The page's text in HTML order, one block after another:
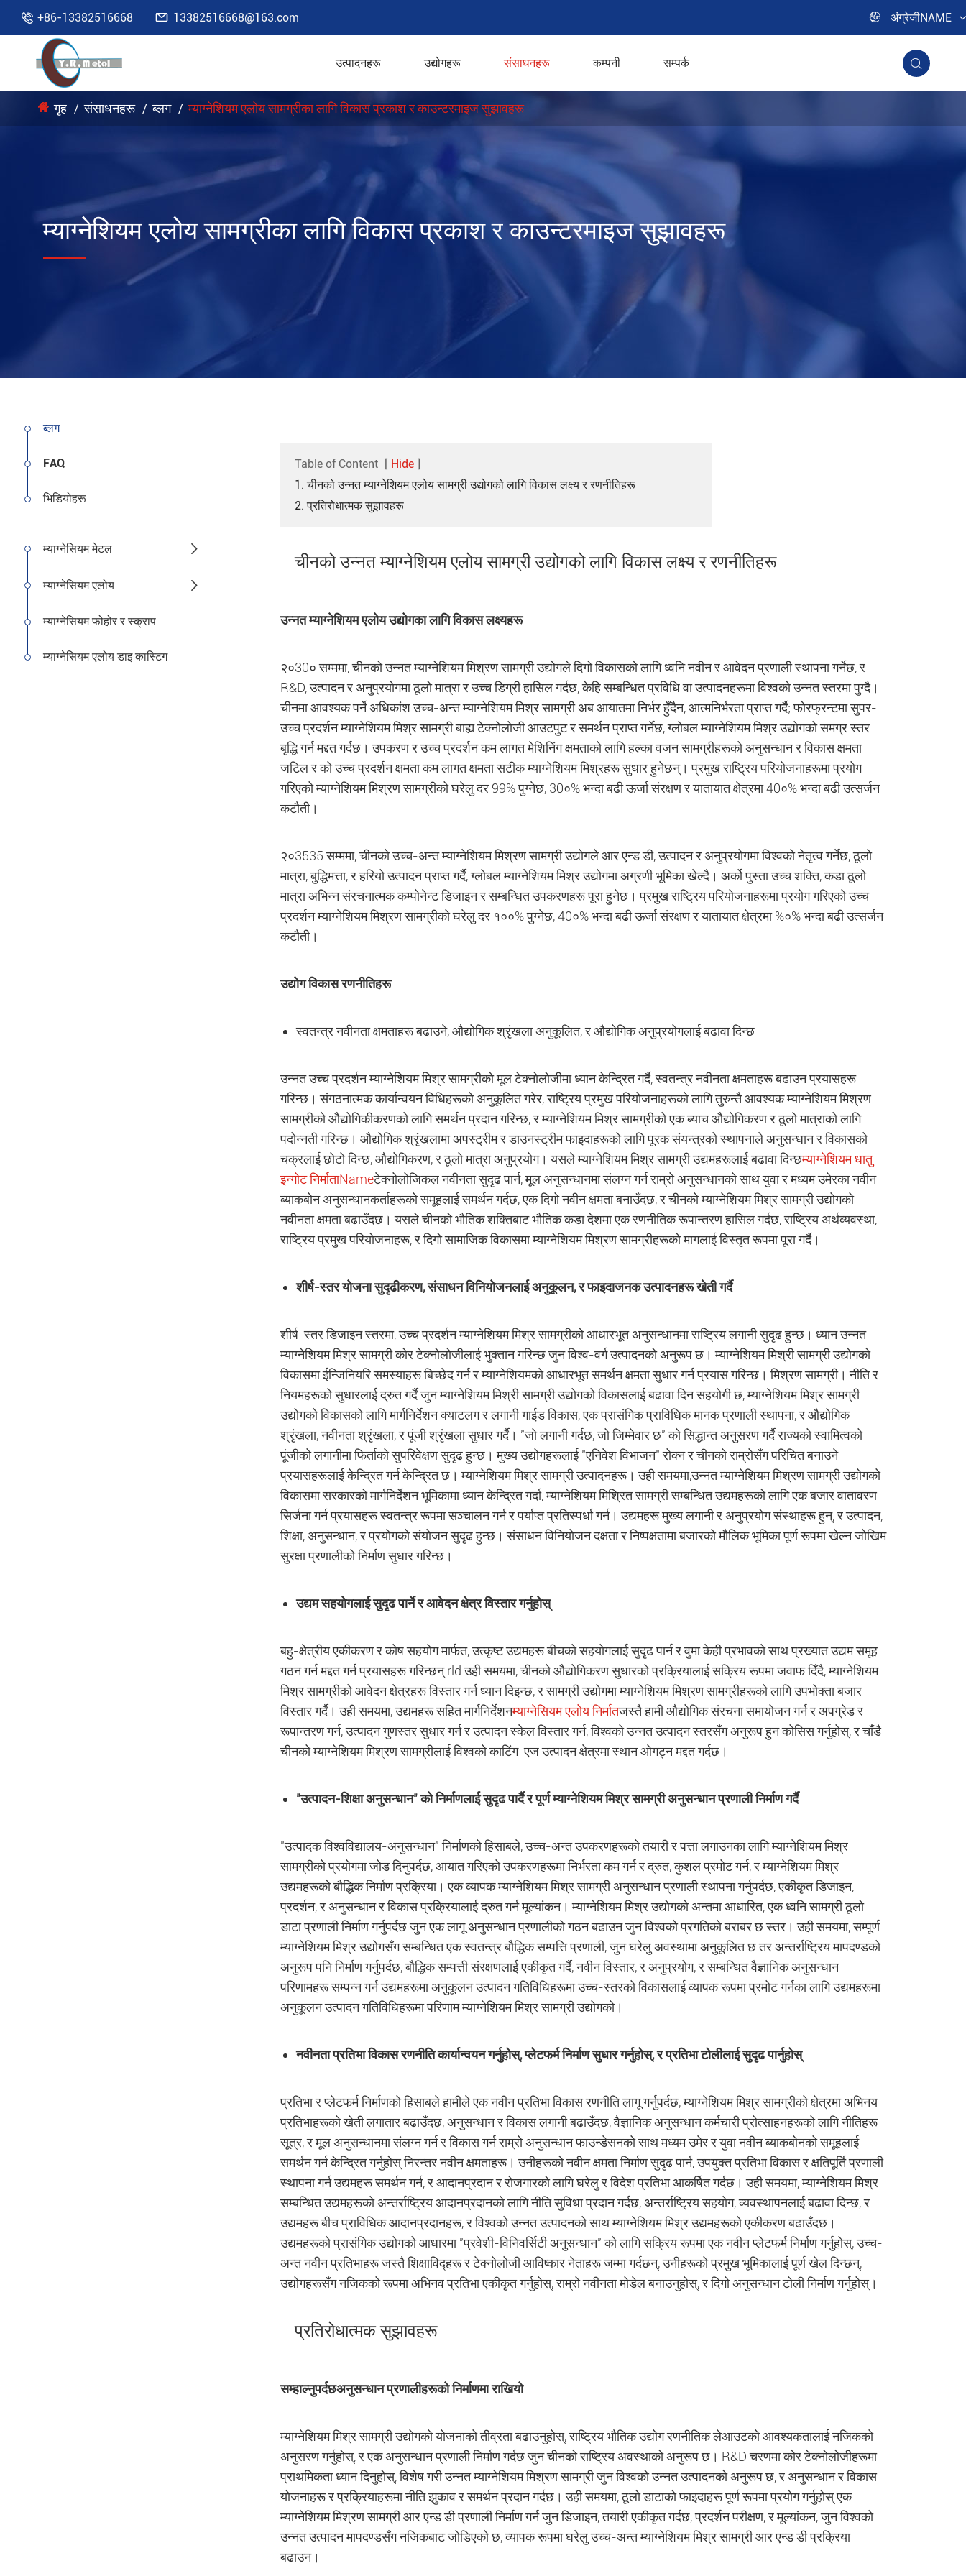
 +86-13382516668  13382516668@163.com  अंग्रेजीNAME
उत्पादनहरू उद्योगहरू संसाधनहरू कम्पनी सम्पर्क 
गृह संसाधनहरू ब्लग म्याग्नेशियम एलोय सामग्रीका लागि विकास प्रकाश र काउन्टरमाइज सुझावहरू
म्याग्नेशियम एलोय सामग्रीका लागि विकास प्रकाश र काउन्टरमाइज सुझावहरू
ब्लग
FAQ
भिडियोहरू
म्याग्नेसियम मेटल 
म्याग्नेसियम एलोय 
म्याग्नेसियम फोहोर र स्क्राप
म्याग्नेसियम एलोय डाइ कास्टिग
Table of Content [ Hide ]
1. चीनको उन्नत म्याग्नेशियम एलोय सामग्री उद्योगको लागि विकास लक्ष्य र रणनीतिहरू
2. प्रतिरोधात्मक सुझावहरू
चीनको उन्नत म्याग्नेशियम एलोय सामग्री उद्योगको लागि विकास लक्ष्य र रणनीतिहरू
उन्नत म्याग्नेशियम एलोय उद्योगका लागि विकास लक्ष्यहरू
२०30० सम्ममा, चीनको उन्नत म्याग्नेशियम मिश्रण सामग्री उद्योगले दिगो विकासको लागि ध्वनि नवीन र आवेदन प्रणाली स्थापना गर्नेछ, र
R&D, उत्पादन र अनुप्रयोगमा ठूलो मात्रा र उच्च डिग्री हासिल गर्दछ, केहि सम्बन्धित प्रविधि वा उत्पादनहरूमा विश्वको उन्नत स्तरमा पुग्दै।
चीनमा आवश्यक पर्ने अधिकांश उच्च-अन्त म्याग्नेशियम मिश्र सामग्री अब आयातमा निर्भर हुँदैन, आत्मनिर्भरता प्राप्त गर्दै; फोरफ्रन्टमा सुपर-
उच्च प्रदर्शन म्याग्नेशियम मिश्र सामग्री बाह्य टेक्नोलोजी आउटपुट र समर्थन प्राप्त गर्नेछ, ग्लोबल म्याग्नेशियम मिश्र उद्योगको समग्र स्तर
बृद्धि गर्न मद्दत गर्दछ। उपकरण र उच्च प्रदर्शन कम लागत मेशिनिंग क्षमताको लागि हल्का वजन सामग्रीहरूको अनुसन्धान र विकास क्षमता
जटिल र को उच्च प्रदर्शन क्षमता कम लागत क्षमता सटीक म्याग्नेशियम मिश्रहरू सुधार हुनेछन्। प्रमुख राष्ट्रिय परियोजनाहरूमा प्रयोग
गरिएको म्याग्नेशियम मिश्रण सामग्रीको घरेलु दर 99% पुग्नेछ, 30०% भन्दा बढी ऊर्जा संरक्षण र यातायात क्षेत्रमा 40०% भन्दा बढी उत्सर्जन
कटौती।
२०3535 सम्ममा, चीनको उच्च-अन्त म्याग्नेशियम मिश्रण सामग्री उद्योगले आर एन्ड डी, उत्पादन र अनुप्रयोगमा विश्वको नेतृत्व गर्नेछ, ठूलो
मात्रा, बुद्धिमत्ता, र हरियो उत्पादन प्राप्त गर्दै, ग्लोबल म्याग्नेशियम मिश्र उद्योगमा अग्रणी भूमिका खेल्दै। अर्को पुस्ता उच्च शक्ति, कडा ठूलो
मात्रा अभिन्न संरचनात्मक कम्पोनेन्ट डिजाइन र सम्बन्धित उपकरणहरू पूरा हुनेछ। प्रमुख राष्ट्रिय परियोजनाहरूमा प्रयोग गरिएको उच्च
प्रदर्शन म्याग्नेशियम मिश्रण सामग्रीको घरेलु दर १००% पुग्नेछ, 40०% भन्दा बढी ऊर्जा संरक्षण र यातायात क्षेत्रमा %०% भन्दा बढी उत्सर्जन
कटौती।
उद्योग विकास रणनीतिहरू
स्वतन्त्र नवीनता क्षमताहरू बढाउने, औद्योगिक श्रृंखला अनुकूलित, र औद्योगिक अनुप्रयोगलाई बढावा दिन्छ
उन्नत उच्च प्रदर्शन म्याग्नेशियम मिश्र सामग्रीको मूल टेक्नोलोजीमा ध्यान केन्द्रित गर्दै, स्वतन्त्र नवीनता क्षमताहरू बढाउन प्रयासहरू
गरिन्छ। संगठनात्मक कार्यान्वयन विधिहरूको अनुकूलित गरेर, राष्ट्रिय प्रमुख परियोजनाहरूको लागि तुरुन्तै आवश्यक म्याग्नेशियम मिश्रण
सामग्रीको औद्योगिकीकरणको लागि समर्थन प्रदान गरिन्छ, र म्याग्नेशियम मिश्र सामग्रीको एक ब्याच औद्योगिकरण र ठूलो मात्राको लागि
पदोन्नती गरिन्छ। औद्योगिक श्रृंखलामा अपस्ट्रीम र डाउनस्ट्रीम फाइदाहरूको लागि पूरक संयन्त्रको स्थापनाले अनुसन्धान र विकासको
चक्रलाई छोटो दिन्छ, औद्योगिकरण, र ठूलो मात्रा अनुप्रयोग। यसले म्याग्नेशियम मिश्र सामग्री उद्यमहरूलाई बढावा दिन्छम्याग्नेशियम धातु
इन्गोट निर्माताNameटेक्नोलोजिकल नवीनता सुदृढ पार्न, मूल अनुसन्धानमा संलग्न गर्न राम्रो अनुसन्धानको साथ युवा र मध्यम उमेरका नवीन
ब्याकबोन अनुसन्धानकर्ताहरूको समूहलाई समर्थन गर्दछ, एक दिगो नवीन क्षमता बनाउँदछ, र चीनको म्याग्नेशियम मिश्र सामग्री उद्योगको
नवीनता क्षमता बढाउँदछ। यसले चीनको भौतिक शक्तिबाट भौतिक कडा देशमा एक रणनीतिक रूपान्तरण हासिल गर्दछ, राष्ट्रिय अर्थव्यवस्था,
राष्ट्रिय प्रमुख परियोजनाहरू, र दिगो सामाजिक विकासमा म्याग्नेशियम मिश्रण सामग्रीहरूको मागलाई विस्तृत रूपमा पूरा गर्दै।
शीर्ष-स्तर योजना सुदृढीकरण, संसाधन विनियोजनलाई अनुकूलन, र फाइदाजनक उत्पादनहरू खेती गर्दै
शीर्ष-स्तर डिजाइन स्तरमा, उच्च प्रदर्शन म्याग्नेशियम मिश्र सामग्रीको आधारभूत अनुसन्धानमा राष्ट्रिय लगानी सुदृढ हुन्छ। ध्यान उन्नत
म्याग्नेशियम मिश्र सामग्री कोर टेक्नोलोजीलाई भुक्तान गरिन्छ जुन विश्व-वर्ग उत्पादनको अनुरूप छ। म्याग्नेशियम मिश्री सामग्री उद्योगको
विकासमा ईन्जिनियरि समस्याहरू बिच्छेद गर्न र म्याग्नेशियमको आधारभूत समर्थन क्षमता सुधार गर्न प्रयास गरिन्छ। मिश्रण सामग्री। नीति र
नियमहरूको सुधारलाई द्रुत गर्दै जुन म्याग्नेशियम मिश्री सामग्री उद्योगको विकासलाई बढावा दिन सहयोगी छ, म्याग्नेशियम मिश्र सामग्री
उद्योगको विकासको लागि मार्गनिर्देशन क्याटलग र लगानी गाईड विकास, एक प्रासंगिक प्राविधिक मानक प्रणाली स्थापना, र औद्योगिक
श्रृंखला, नवीनता श्रृंखला, र पूंजी श्रृंखला सुधार गर्दै। "जो लगानी गर्दछ, जो जिम्मेवार छ" को सिद्धान्त अनुसरण गर्दै राज्यको स्वामित्वको
पूंजीको लगानीमा फिर्ताको सुपरिवेक्षण सुदृढ हुन्छ। मुख्य उद्योगहरूलाई "एनिवेश विभाजन" रोक्न र चीनको राम्रोसँग परिचित बनाउने
प्रयासहरूलाई केन्द्रित गर्न केन्द्रित छ। म्याग्नेशियम मिश्र सामग्री उत्पादनहरू। उही समयमा,उन्नत म्याग्नेशियम मिश्रण सामग्री उद्योगको
विकासमा सरकारको मार्गनिर्देशन भूमिकामा ध्यान केन्द्रित गर्दा, म्याग्नेशियम मिश्रित सामग्री सम्बन्धित उद्यमहरूको लागि एक बजार वातावरण
सिर्जना गर्न प्रयासहरू स्वतन्त्र रूपमा सञ्चालन गर्न र पर्याप्त प्रतिस्पर्धा गर्न। उद्यमहरू मुख्य लगानी र अनुप्रयोग संस्थाहरू हुन्, र उत्पादन,
शिक्षा, अनुसन्धान, र प्रयोगको संयोजन सुदृढ हुन्छ। संसाधन विनियोजन दक्षता र निष्पक्षतामा बजारको मौलिक भूमिका पूर्ण रूपमा खेल्न जोखिम
सुरक्षा प्रणालीको निर्माण सुधार गरिन्छ।
उद्यम सहयोगलाई सुदृढ पार्ने र आवेदन क्षेत्र विस्तार गर्नुहोस्
बहु-क्षेत्रीय एकीकरण र कोष सहयोग मार्फत, उत्कृष्ट उद्यमहरू बीचको सहयोगलाई सुदृढ पार्न र वुमा केही प्रभावको साथ प्रख्यात उद्यम समूह
गठन गर्न मद्दत गर्न प्रयासहरू गरिन्छन् rld उही समयमा, चीनको औद्योगिकरण सुधारको प्रक्रियालाई सक्रिय रूपमा जवाफ दिँदै, म्याग्नेशियम
मिश्र सामग्रीको आवेदन क्षेत्रहरू विस्तार गर्न ध्यान दिइन्छ, र सामग्री उद्योगमा म्याग्नेशियम मिश्रण सामग्रीहरूको लागि उपभोक्ता बजार
विस्तार गर्दै। उही समयमा, उद्यमहरू सहित मार्गनिर्देशनम्याग्नेसियम एलोय निर्मातजस्तै हामी औद्योगिक संरचना समायोजन गर्न र अपग्रेड र
रूपान्तरण गर्न, उत्पादन गुणस्तर सुधार गर्न र उत्पादन स्केल विस्तार गर्न, विश्वको उन्नत उत्पादन स्तरसँग अनुरूप हुन कोसिस गर्नुहोस्, र चाँडै
चीनको म्याग्नेशियम मिश्रण सामग्रीलाई विश्वको काटिंग-एज उत्पादन क्षेत्रमा स्थान ओगट्न मद्दत गर्दछ।
"उत्पादन-शिक्षा अनुसन्धान" को निर्माणलाई सुदृढ पार्दै र पूर्ण म्याग्नेशियम मिश्र सामग्री अनुसन्धान प्रणाली निर्माण गर्दै
"उत्पादक विश्वविद्यालय-अनुसन्धान" निर्माणको हिसाबले, उच्च-अन्त उपकरणहरूको तयारी र पत्ता लगाउनका लागि म्याग्नेशियम मिश्र
सामग्रीको प्रयोगमा जोड दिनुपर्दछ, आयात गरिएको उपकरणहरूमा निर्भरता कम गर्न र द्रुत, कुशल प्रमोट गर्न, र म्याग्नेशियम मिश्र
उद्यमहरूको बौद्धिक निर्माण प्रक्रिया। एक व्यापक म्याग्नेशियम मिश्र सामग्री अनुसन्धान प्रणाली स्थापना गर्नुपर्दछ, एकीकृत डिजाइन,
प्रदर्शन, र अनुसन्धान र विकास प्रक्रियालाई द्रुत गर्न मूल्यांकन। म्याग्नेशियम मिश्र उद्योगको अन्तमा आधारित, एक ध्वनि सामग्री ठूलो
डाटा प्रणाली निर्माण गर्नुपर्दछ जुन एक लागू अनुसन्धान प्रणालीको गठन बढाउन जुन विश्वको प्रगतिको बराबर छ स्तर। उही समयमा, सम्पूर्ण
म्याग्नेशियम मिश्र उद्योगसँग सम्बन्धित एक स्वतन्त्र बौद्धिक सम्पत्ति प्रणाली, जुन घरेलु अवस्थामा अनुकूलित छ तर अन्तर्राष्ट्रिय मापदण्डको
अनुरूप पनि निर्माण गर्नुपर्दछ, बौद्धिक सम्पत्ती संरक्षणलाई एकीकृत गर्दै, नवीन विस्तार, र अनुप्रयोग, र सम्बन्धित वैज्ञानिक अनुसन्धान
परिणामहरू सम्पन्न गर्न उद्यमहरूमा अनुकूलन उत्पादन गतिविधिहरूमा उच्च-स्तरको विकासलाई व्यापक रूपमा प्रमोट गर्नका लागि उद्यमहरूमा
अनुकूलन उत्पादन गतिविधिहरूमा परिणाम म्याग्नेशियम मिश्र सामग्री उद्योगको।
नवीनता प्रतिभा विकास रणनीति कार्यान्वयन गर्नुहोस्, प्लेटफर्म निर्माण सुधार गर्नुहोस्, र प्रतिभा टोलीलाई सुदृढ पार्नुहोस्
प्रतिभा र प्लेटफर्म निर्माणको हिसाबले हामीले एक नवीन प्रतिभा विकास रणनीति लागू गर्नुपर्दछ, म्याग्नेशियम मिश्र सामग्रीको क्षेत्रमा अभिनय
प्रतिभाहरूको खेती लगातार बढाउँदछ, अनुसन्धान र विकास लगानी बढाउँदछ, वैज्ञानिक अनुसन्धान कर्मचारी प्रोत्साहनहरूको लागि नीतिहरू
सूत्र, र मूल अनुसन्धानमा संलग्न गर्न र विकास गर्न राम्रो अनुसन्धान फाउन्डेसनको साथ मध्यम उमेर र युवा नवीन ब्याकबोनको समूहलाई
समर्थन गर्न केन्द्रित गर्नुहोस् निरन्तर नवीन क्षमताहरू। उनीहरूको नवीन क्षमता निर्माण सुदृढ पार्न, उपयुक्त प्रतिभा विकास र क्षतिपूर्ति प्रणाली
स्थापना गर्न उद्यमहरू समर्थन गर्न, र आदानप्रदान र रोजगारको लागि घरेलु र विदेश प्रतिभा आकर्षित गर्दछ। उही समयमा, म्याग्नेशियम मिश्र
सम्बन्धित उद्यमहरूको अन्तर्राष्ट्रिय आदानप्रदानको लागि नीति सुविधा प्रदान गर्दछ, अन्तर्राष्ट्रिय सहयोग, व्यवस्थापनलाई बढावा दिन्छ, र
उद्यमहरू बीच प्राविधिक आदानप्रदानहरू, र विश्वको उन्नत उत्पादनको साथ म्याग्नेशियम मिश्र उद्यमहरूको एकीकरण बढाउँदछ।
उद्यमहरूको प्रासंगिक उद्योगको आधारमा "प्रवेशी-विनिवर्सिटी अनुसन्धान" को लागि सक्रिय रूपमा एक नवीन प्लेटफर्म निर्माण गर्नुहोस्, उच्च-
अन्त नवीन प्रतिभाहरू जस्तै शिक्षाविद्हरू र टेक्नोलोजी आविष्कार नेताहरू जम्मा गर्दछन्, उनीहरूको प्रमुख भूमिकालाई पूर्ण खेल दिन्छन्,
उद्योगहरूसँग नजिकको रूपमा अभिनव प्रतिभा एकीकृत गर्नुहोस्, राम्रो नवीनता मोडेल बनाउनुहोस्, र दिगो अनुसन्धान टोली निर्माण गर्नुहोस्।
प्रतिरोधात्मक सुझावहरू
सम्हाल्नुपर्दछअनुसन्धान प्रणालीहरूको निर्माणमा राखियो
म्याग्नेशियम मिश्र सामग्री उद्योगको योजनाको तीव्रता बढाउनुहोस्, राष्ट्रिय भौतिक उद्योग रणनीतिक लेआउटको आवश्यकतालाई नजिकको
अनुसरण गर्नुहोस्, र एक अनुसन्धान प्रणाली निर्माण गर्दछ जुन चीनको राष्ट्रिय अवस्थाको अनुरूप छ। R&D चरणमा कोर टेक्नोलोजीहरूमा
प्राथमिकता ध्यान दिनुहोस्, विशेष गरी उन्नत म्याग्नेशियम मिश्रण सामग्री जुन विश्वको उन्नत उत्पादनको अनुरूप छ, र अनुसन्धान र विकास
योजनाहरू र प्रक्रियाहरूमा नीति झुकाव र समर्थन प्रदान गर्दछ। उही समयमा, ठूलो डाटाको फाइदाहरू पूर्ण रूपमा प्रयोग गर्नुहोस् एक
म्याग्नेशियम मिश्रण सामग्री आर एन्ड डी प्रणाली निर्माण गर्न जुन डिजाइन, तयारी एकीकृत गर्दछ, प्रदर्शन परीक्षण, र मूल्यांकन, जुन विश्वको
उन्नत उत्पादन मापदण्डसँग नजिकबाट जोडिएको छ, व्यापक रूपमा घरेलु उच्च-अन्त म्याग्नेशियम मिश्र सामग्री आर एन्ड डी प्रक्रिया
बढाउन।